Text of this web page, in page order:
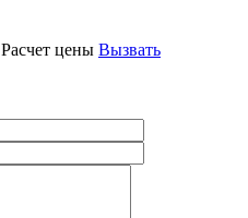
Расчет цены Вызвать